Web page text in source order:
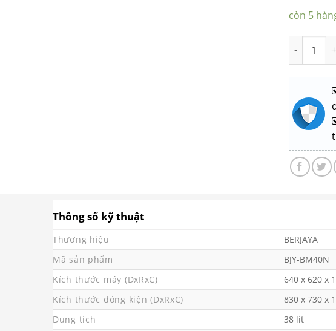
còn 5
Thông số kỹ thuật
Thương hiệu
BERJAYA
Mã sản phẩm
BJY-BM40N
Kích thước máy (DxRxC)
640 x 620 x
Kích thước đóng kiện (DxRxC)
830 x 730 x
Dung tích
38 lít